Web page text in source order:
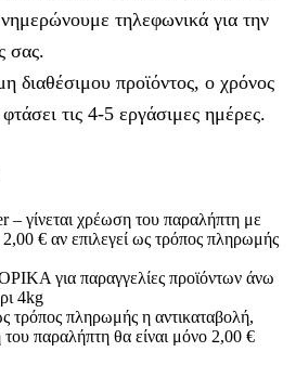
τηλεφωνικά για την
σας.
διαθέσιμου προϊόντος, ο χρόνος
τις 4-5 εργάσιμες ημέρες.
γίνεται χρέωση του παραλήπτη με
€ αν επιλεγεί ως τρόπος πληρωμής
για παραγγελίες προϊόντων άνω
4kg
τρόπος πληρωμής η αντικαταβολή,
παραλήπτη θα είναι μόνο 2,00 €